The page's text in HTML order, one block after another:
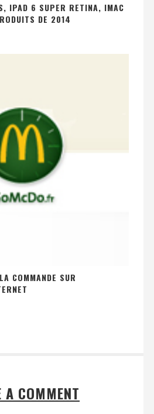
IPAD 6 SUPER RETINA, IMAC
DE 2014
COMMANDE SUR
A COMMENT